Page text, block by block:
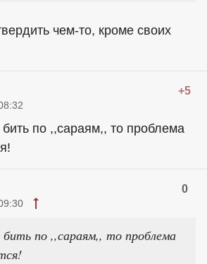
чем-то, кроме своих
+5
по ,,сараям,, то проблема
0
по ,,сараям,, то проблема